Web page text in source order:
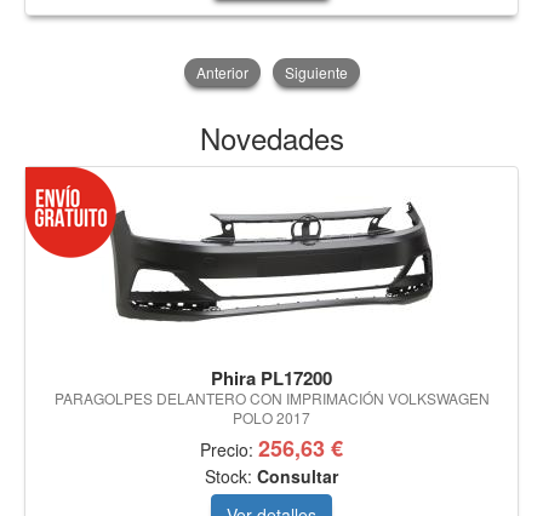
Anterior Siguiente
Novedades
Phira PL17200
PARAGOLPES DELANTERO CON IMPRIMACIÓN VOLKSWAGEN
POLO 2017
Precio: 256,63 €
Stock: Consultar